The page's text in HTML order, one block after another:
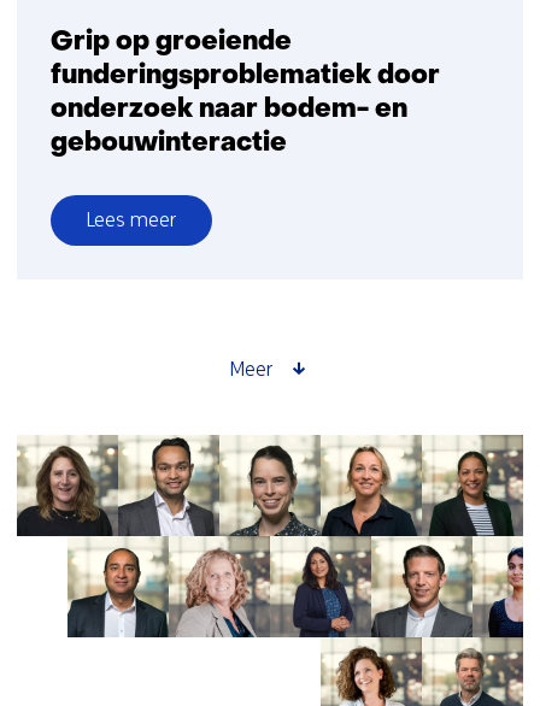
Grip op groeiende
funderingsproblematiek door
onderzoek naar bodem- en
gebouwinteractie
Lees meer
over
funderingsproblematiek
naar
bodem-
en
gebouwinteractie
Meer